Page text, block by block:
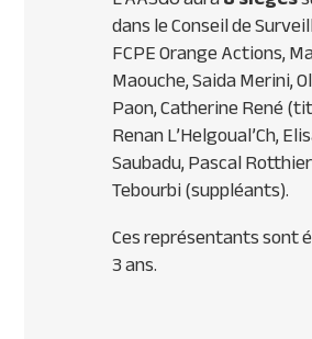
dans le Conseil de
FCPE Orange Actions,
Maouche, Saida Merini,
Paon, Catherine René
Renan L’Helgoual’Ch,
Saubadu, Pascal
Tebourbi (suppléants).
Ces représentants sont
3 ans.